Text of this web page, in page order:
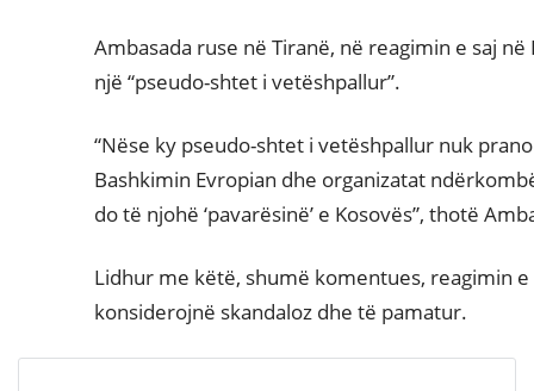
Ambasada ruse në Tiranë, në reagimin e saj
një “pseudo-shtet i vetëshpallur”.
“Nëse ky pseudo-shtet i vetëshpallur nuk
Bashkimin Evropian dhe organizatat
do të njohë ‘pavarësinë’ e Kosovës”, thotë
Lidhur me këtë, shumë komentues, reagimin e
konsiderojnë skandaloz dhe të pamatur.